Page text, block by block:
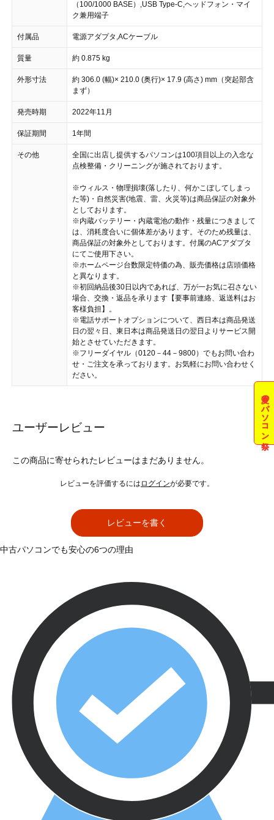
（100/1000 BASE）,USB Type-C,ヘッドフォン・マイ
ク兼用端子
付属品 電源アダプタ,ACケーブル
質量 約 0.875 kg
外形寸法
約 306.0 (幅)× 210.0 (奥行)× 17.9 (高さ) mm（突起部含
まず）
発売時期 2022年11月
保証期間 1年間
その他
全国に出店し提供するパソコンは100項目以上の入念な
点検整備・クリーニングが施されております。
※ウィルス・物理損壊(落したり、何かこぼしてしまっ
た等)・自然災害(地震、雷、火災等)は商品保証の対象外
としております。
※内蔵バッテリー・内蔵電池の動作・残量につきまして
は、消耗度合いに個体差があります。そのため残量は、
商品保証の対象外としております。付属のACアダプタ
にてご使用下さい。
※ホームページ台数限定特価の為、販売価格は店頭価格
と異なります。
※初回納品後30日以内であれば、万が一お気に召さない
場合、交換・返品を承ります【要事前連絡、返送料はお
客様負担】。
※電話サポートオプションについて、西日本は商品発送
日の翌々日、東日本は商品発送日の翌日よりサービス開
始とさせていただきます。
※フリーダイヤル（0120－44－9800）でもお問い合わ
せ・ご注文を承っております。お気軽にお問い合わせく
ださい。
ユーザーレビュー
この商品に寄せられたレビューはまだありません。
レビューを評価するには ログインが必要です。
レビューを書く
夏のパソコン祭
中古パソコンでも安心の6つの理由